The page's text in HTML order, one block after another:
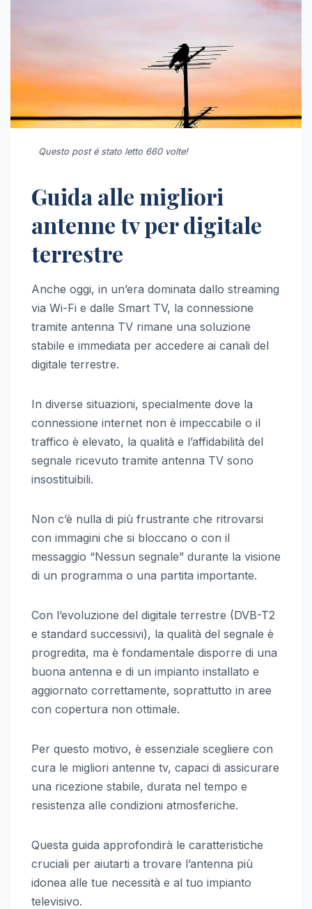
Questo post é stato letto 660 volte!
Guida alle migliori
antenne tv per digitale
terrestre
Anche oggi, in un’era dominata dallo streaming
via Wi-Fi e dalle Smart TV, la connessione
tramite antenna TV rimane una soluzione
stabile e immediata per accedere ai canali del
digitale terrestre.
In diverse situazioni, specialmente dove la
connessione internet non è impeccabile o il
traffico è elevato, la qualità e l’affidabilità del
segnale ricevuto tramite antenna TV sono
insostituibili.
Non c’è nulla di più frustrante che ritrovarsi
con immagini che si bloccano o con il
messaggio “Nessun segnale” durante la visione
di un programma o una partita importante.
Con l’evoluzione del digitale terrestre (DVB-T2
e standard successivi), la qualità del segnale è
progredita, ma è fondamentale disporre di una
buona antenna e di un impianto installato e
aggiornato correttamente, soprattutto in aree
con copertura non ottimale.
Per questo motivo, è essenziale scegliere con
cura le migliori antenne tv, capaci di assicurare
una ricezione stabile, durata nel tempo e
resistenza alle condizioni atmosferiche.
Questa guida approfondirà le caratteristiche
cruciali per aiutarti a trovare l’antenna più
idonea alle tue necessità e al tuo impianto
televisivo.